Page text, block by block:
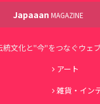
Japaaan MAGAZINE
統文化と"今"をつなぐウェ
アート
雑貨・イン